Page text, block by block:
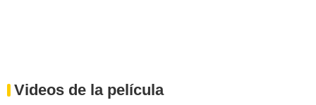
Videos de la película